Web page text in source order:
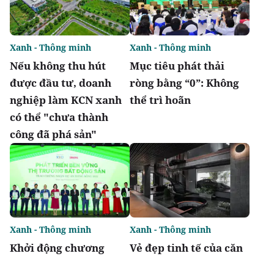
Nếu không thu hút
được đầu tư, doanh
nghiệp làm KCN xanh
có thể "chưa thành
công đã phá sản"
Xanh - Thông minh
Mục tiêu phát thải
ròng bằng “0”: Không
thể trì hoãn
Xanh - Thông minh
Khởi động chương
Xanh - Thông minh
Vẻ đẹp tinh tế của căn
Xanh - Thông minh